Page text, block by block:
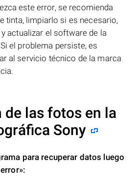
este error, se recomienda
tinta, limpiarlo si es necesario,
actualizar el software de la
el problema persiste, es
al servicio técnico de la marca
las fotos en la
Sony
para recuperar datos luego
: